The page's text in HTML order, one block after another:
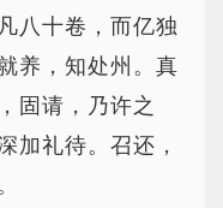
八十卷，而亿独
养，知处州。真
固请，乃许之
加礼待。召还，